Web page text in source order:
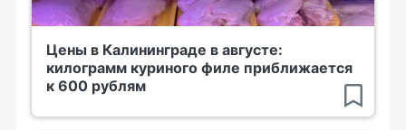
Цены в Калининграде в августе:
килограмм куриного филе приближается
к 600 рублям